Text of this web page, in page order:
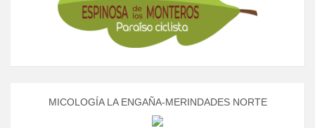
MICOLOGÍA LA ENGAÑA-MERINDADES NORTE